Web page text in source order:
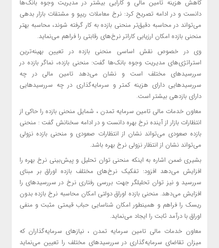
کاهش هزینه تامین مالی و کارایی بیشتر در مدیریت وجوه بانک‌ها
دانست و در ادامه تصریح کرد: نرخ معاملات ریپو و مشتقات بازار بدهی
می‌تواند در محاسبه دقیق‌تر منحنی بازده به کار گرفته شوند، محاسبه بهتر
منحنی بازده امکان ارزیابی کاراتر نرخ‌های رقابتی را فراهم می‌نماید.
وی در خصوص نقش اساسی منحنی بازده در تعیین بهینه‌ترین
استراتژی‌های مدیریت وجوه بانک‌ها گفت: منحنی بازده، نماگر بازده در
سررسید‌های مختلف است و نشان می‌دهد تامین مالی در چه
سررسیدهایی دارای هزینه کمتر و سرمایه‌گذاری در چه سررسیدهایی
دارای بازدهی بیشتر است.
معاون خدمات مالی تامین سرمایه تمدن ، شمایل منحنی بازده را حاکی از
انتظارات بازار از آینده نرخ بهره دانست و در ادامه سخنانش گفت : منحنی
بازده صعودی می‌تواند نشان از انتظارات صعودی و منحنی بازده نزولی
می‌تواند نشان از انتظار نزولی نرخ بهره باشد.
بشیری ضمن اشاره به اینکه منحنی توان تحلیل و پیش‌بینی نرخ بهره را
افزایش می‌دهد افزود: تفکیک نرخ‌های مختلف بازده اوراق بر مبنای
سررسید و نیز توان تحلیلگر جهت بررسی رفتاری نرخ در سررسیدهای را
افزایش می‌دهد. منحنی بازده اوراق دولتی امکان محاسبه نرخ بازده بدون
ریسک را فراهم و همینطور امکان شناسایی حباب قیمتی مثبت و منفی
اوراق با درآمد ثابت را ایجاد می‌نماید.
معاون خدمات مالی تامین سرمایه تمدن ، نیازهای سرمایه‌گذاران که
میزان تقاضای سرمایه‌گذاری در سررسیدهای مختلف را تعیین می‌نماید